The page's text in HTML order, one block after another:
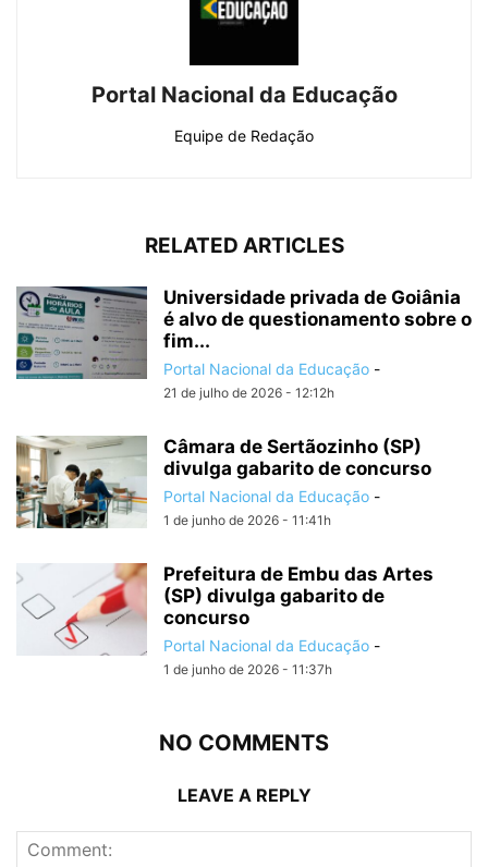
Portal Nacional da Educação
Equipe de Redação
RELATED ARTICLES
Universidade privada de Goiânia
é alvo de questionamento sobre o
fim...
Portal Nacional da Educação -
21 de julho de 2026 - 12:12h
Câmara de Sertãozinho (SP)
divulga gabarito de concurso
Portal Nacional da Educação -
1 de junho de 2026 - 11:41h
Prefeitura de Embu das Artes
(SP) divulga gabarito de
concurso
Portal Nacional da Educação -
1 de junho de 2026 - 11:37h
NO COMMENTS
LEAVE A REPLY